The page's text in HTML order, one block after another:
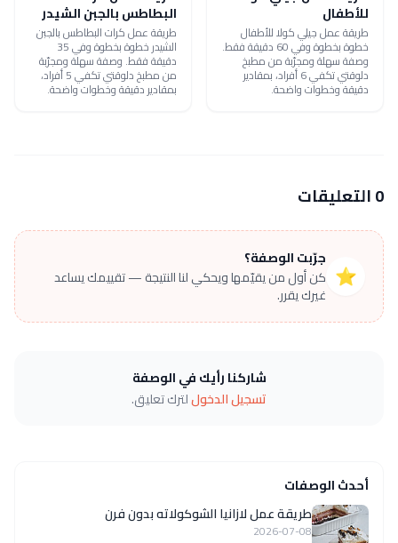
للأطفال
طريقة عمل جيلي كولا للأطفال
خطوة بخطوة وفي 60 دقيقة فقط.
وصفة سهلة ومجرّبة من مطبخ
دلوقتي تكفي 6 أفراد، بمقادير
دقيقة وخطوات واضحة.
البطاطس بالجبن الشيدر
طريقة عمل كرات البطاطس بالجبن
الشيدر خطوة بخطوة وفي 35
دقيقة فقط. وصفة سهلة ومجرّبة
من مطبخ دلوقتي تكفي 5 أفراد،
بمقادير دقيقة وخطوات واضحة.
0 التعليقات
⭐
جرّبت الوصفة؟
كن أول من يقيّمها ويحكي لنا النتيجة — تقييمك يساعد
غيرك يقرر.
شاركنا رأيك في الوصفة
تسجيل الدخوللترك تعليق.
أحدث الوصفات
طريقة عمل لازانيا الشوكولاته بدون فرن
2026-07-08